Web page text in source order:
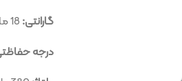
درجه حفاظتی:IP55